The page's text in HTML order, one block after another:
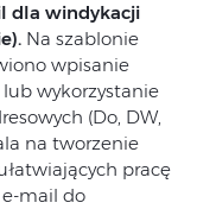
dla windykacji
Na szablonie
wpisanie
wykorzystanie
(Do, DW,
na tworzenie
pracę
e-mail do